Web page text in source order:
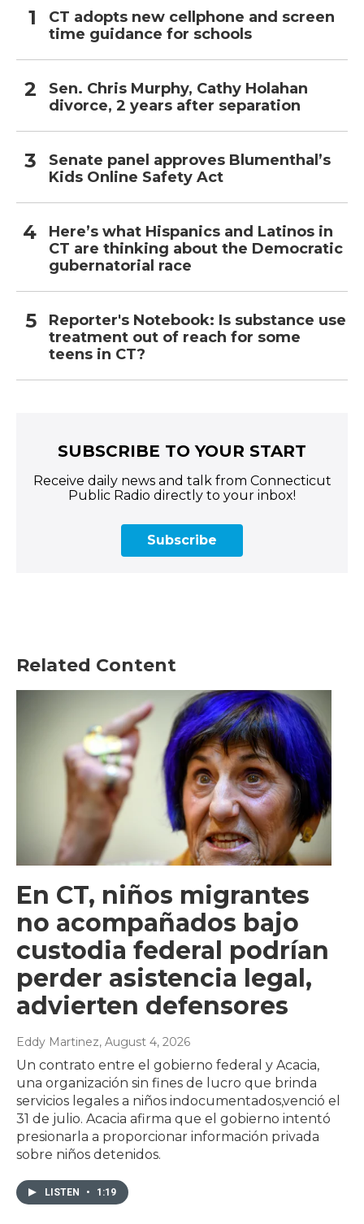
CT adopts new cellphone and screen
time guidance for schools
Sen. Chris Murphy, Cathy Holahan
divorce, 2 years after separation
Senate panel approves Blumenthal’s
Kids Online Safety Act
Here’s what Hispanics and Latinos in
CT are thinking about the Democratic
gubernatorial race
Reporter's Notebook: Is substance use
treatment out of reach for some
teens in CT?
SUBSCRIBE TO YOUR START
Receive daily news and talk from Connecticut
Public Radio directly to your inbox!
Subscribe
Related Content
En CT, niños migrantes
no acompañados bajo
custodia federal podrían
perder asistencia legal,
advierten defensores
Eddy Martinez, August 4, 2026
Un contrato entre el gobierno federal y Acacia,
una organización sin fines de lucro que brinda
servicios legales a niños indocumentados,venció el
31 de julio. Acacia afirma que el gobierno intentó
presionarla a proporcionar información privada
sobre niños detenidos.
LISTEN • 1:19